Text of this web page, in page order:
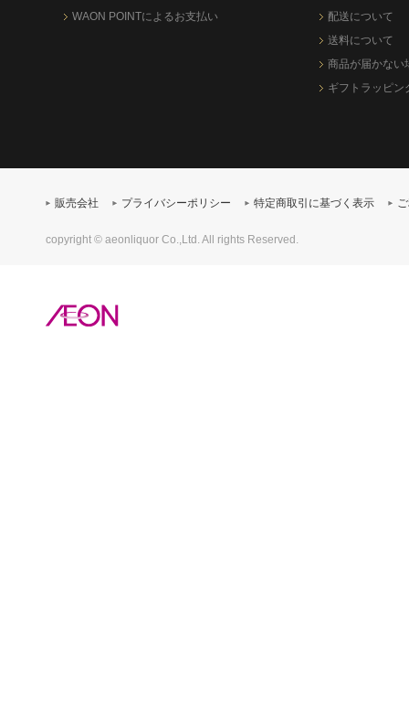
WAON POINTによるお支払い
配送について
送料について
商品が届かない
ギフトラッピン
販売会社 プライバシーポリシー 特定商取引に基づく表示
copyright © aeonliquor Co.,Ltd. All rights Reserved.